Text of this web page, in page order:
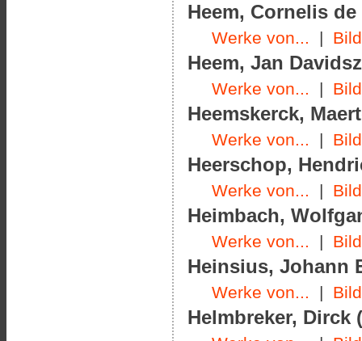
Heem, Cornelis de
Werke von... |
Heem, Jan
Werke von... |
Heemskerck,
Werke von... |
Heerschop,
Werke von... |
Heimbach,
Werke von... |
Heinsius, Johann
Werke von... |
Helmbreker, Dirck